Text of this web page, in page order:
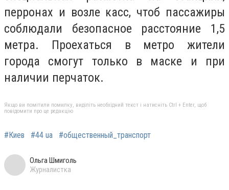
перронах и возле касс, чтоб пассажиры
соблюдали безопасное расстояние 1,5
метра. Проехаться в метро жители
города смогут только в маске и при
наличии перчаток.
Якщо ви помітили помилку, виділіть необхідний текст і натисніть Ctrl + Enter, щоб
повідомити про це редакцію
#Киев #44 ua #общественный_транспорт
Ольга Шмиголь
Журналистка